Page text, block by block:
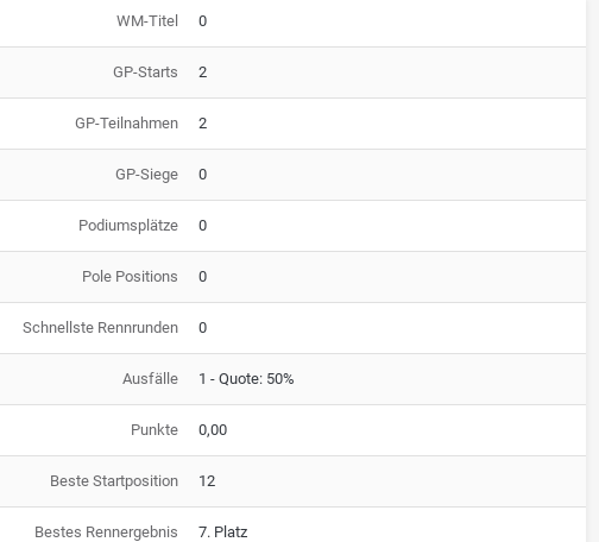
WM-Titel 0
GP-Starts 2
GP-Teilnahmen 2
GP-Siege 0
Podiumsplätze 0
Pole Positions 0
Schnellste Rennrunden 0
Ausfälle 1 - Quote: 50%
Punkte 0,00
Beste Startposition 12
Bestes Rennergebnis 7. Platz